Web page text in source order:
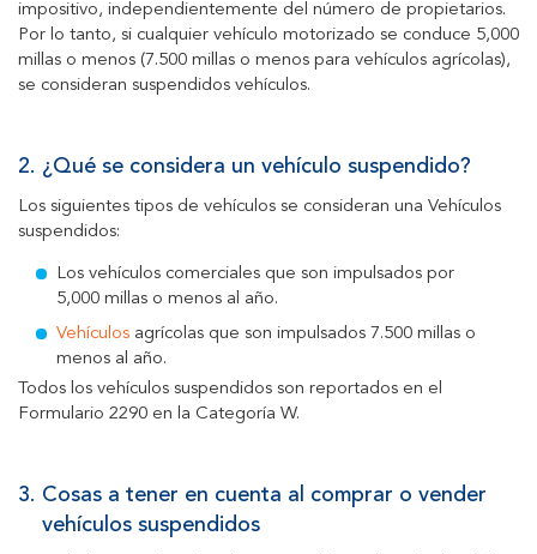
impositivo, independientemente del número de propietarios.
Por lo tanto, si cualquier vehículo motorizado se conduce 5,000
millas o menos (7.500 millas o menos para vehículos agrícolas),
se consideran suspendidos vehículos.
2. ¿Qué se considera un vehículo suspendido?
Los siguientes tipos de vehículos se consideran una Vehículos
suspendidos:
Los vehículos comerciales que son impulsados por
5,000 millas o menos al año.
Vehículos agrícolas que son impulsados 7.500 millas o
menos al año.
Todos los vehículos suspendidos son reportados en el
Formulario 2290 en la Categoría W.
3. Cosas a tener en cuenta al comprar o vender
vehículos suspendidos